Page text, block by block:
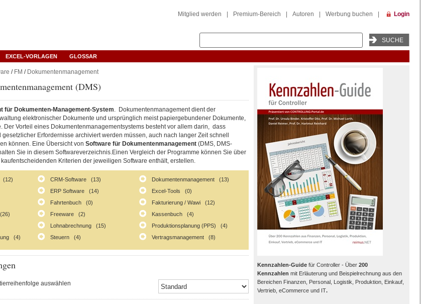
Mitglied werden Premium-Bereich Autoren Werbung buchen Login
EXCEL-VORLAGEN GLOSSAR
/ FM / Dokumentenmanagement
(DMS)
für Dokumenten-Management-System. Dokumentenmanagement dient der
elektronischer Dokumente und ursprünglich meist papiergebundener Dokumente,
Der Vorteil eines Dokumentenmanagementsystems besteht vor allem darin, dass
Erfordernisse archiviert werden müssen, auch nach langer Zeit schnell
können. Eine Übersicht von Software für Dokumentenmanagement(DMS, DMS-
Sie in diesem Softwareverzeichnis.Einen Vergleich der Programme können Sie über
Kriterien der jeweiligen Software enthält, erstellen.
(12) CRM-Software (13)
Dokumentenmanagement (13)
ERP Software (14)
Excel-Tools (0)
Fahrtenbuch (0)
Fakturierung / Wawi (12)
Freeware (2)
Kassenbuch (4)
Lohnabrechnung (15)
Produktionsplanung (PPS) (4)
(4)
Steuern (4) Vertragsmanagement (8)
auswählen
Kennzahlen-Guidefür Controller - Über 200
Kennzahlen mit Erläuterung und Beispielrechnung aus den
Bereichen Finanzen, Personal, Logistik, Produktion, Einkauf,
Vertrieb, eCommerce und IT.